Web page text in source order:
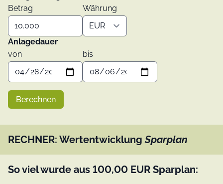
Betrag
Währung
Anlagedauer
von
bis
Berechnen
RECHNER: WertentwicklungSparplan
So viel wurde aus 100,00 EUR Sparplan: